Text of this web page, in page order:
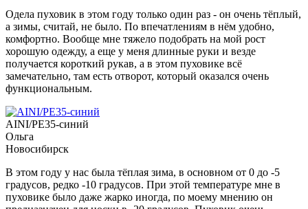
Одела пуховик в этом году только один раз - он очень тёплый,
а зимы, считай, не было. По впечатлениям в нём удобно,
комфортно. Вообще мне тяжело подобрать на мой рост
хорошую одежду, а еще у меня длинные руки и везде
получается короткий рукав, а в этом пуховике всё
замечательно, там есть отворот, который оказался очень
функциональным.
AINI/PE35-синий
Ольга
Новосибирск
В этом году у нас была тёплая зима, в основном от 0 до -5
градусов, редко -10 градусов. При этой температуре мне в
пуховике было даже жарко иногда, по моему мнению он